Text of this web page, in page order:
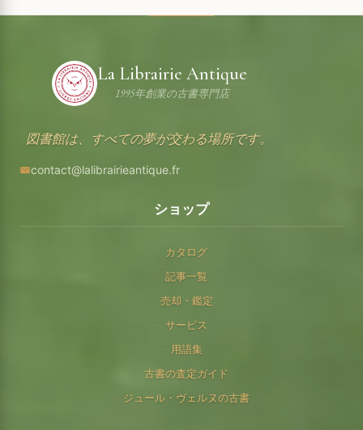
La Librairie Antique
1995年創業の古書専門店
図書館は、すべての夢が交わる場所です。
contact@lalibrairieantique.fr
ショップ
カタログ
記事一覧
売却・鑑定
サービス
用語集
古書の査定ガイド
ジュール・ヴェルヌの古書